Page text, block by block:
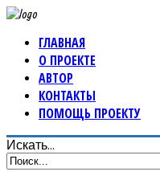
ГЛАВНАЯ
О ПРОЕКТЕ
АВТОР
КОНТАКТЫ
ПОМОЩЬ ПРОЕКТУ
Искать...